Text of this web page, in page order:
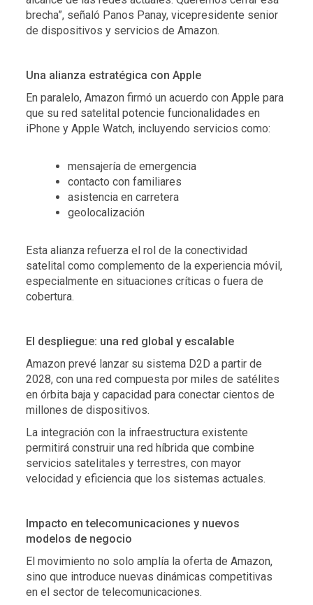
brecha”, señaló Panos Panay, vicepresidente senior
de dispositivos y servicios de Amazon.
Una alianza estratégica con Apple
En paralelo, Amazon firmó un acuerdo con Apple para
que su red satelital potencie funcionalidades en
iPhone y Apple Watch, incluyendo servicios como:
mensajería de emergencia
contacto con familiares
asistencia en carretera
geolocalización
Esta alianza refuerza el rol de la conectividad
satelital como complemento de la experiencia móvil,
especialmente en situaciones críticas o fuera de
cobertura.
El despliegue: una red global y escalable
Amazon prevé lanzar su sistema D2D a partir de
2028, con una red compuesta por miles de satélites
en órbita baja y capacidad para conectar cientos de
millones de dispositivos.
La integración con la infraestructura existente
permitirá construir una red híbrida que combine
servicios satelitales y terrestres, con mayor
velocidad y eficiencia que los sistemas actuales.
Impacto en telecomunicaciones y nuevos
modelos de negocio
El movimiento no solo amplía la oferta de Amazon,
sino que introduce nuevas dinámicas competitivas
en el sector de telecomunicaciones.